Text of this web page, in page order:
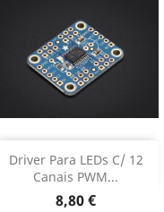
Driver Para LEDs C/ 12
Canais PWM...
Preço
8,80 €
Adicionar 
Dados do produto